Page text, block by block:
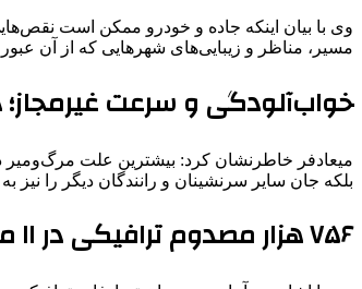
وی با بیان اینکه جاده و خودرو ممکن است
مسیر، مناظر و زیبایی‌های شهرهایی که از آن
خواب‌آلودگی و سرعت
میعادفر خاطرنشان کرد: بیشترین علت مرگ‌ومیر
بلکه جان سایر سرنشینان و رانندگان دیگر را نیز
۷۵۶ هزار مصدوم ترافیکی در ۱۱ ماه گذشته